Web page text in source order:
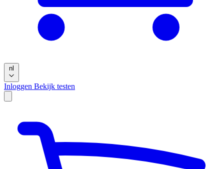
nl
Inloggen Bekijk testen